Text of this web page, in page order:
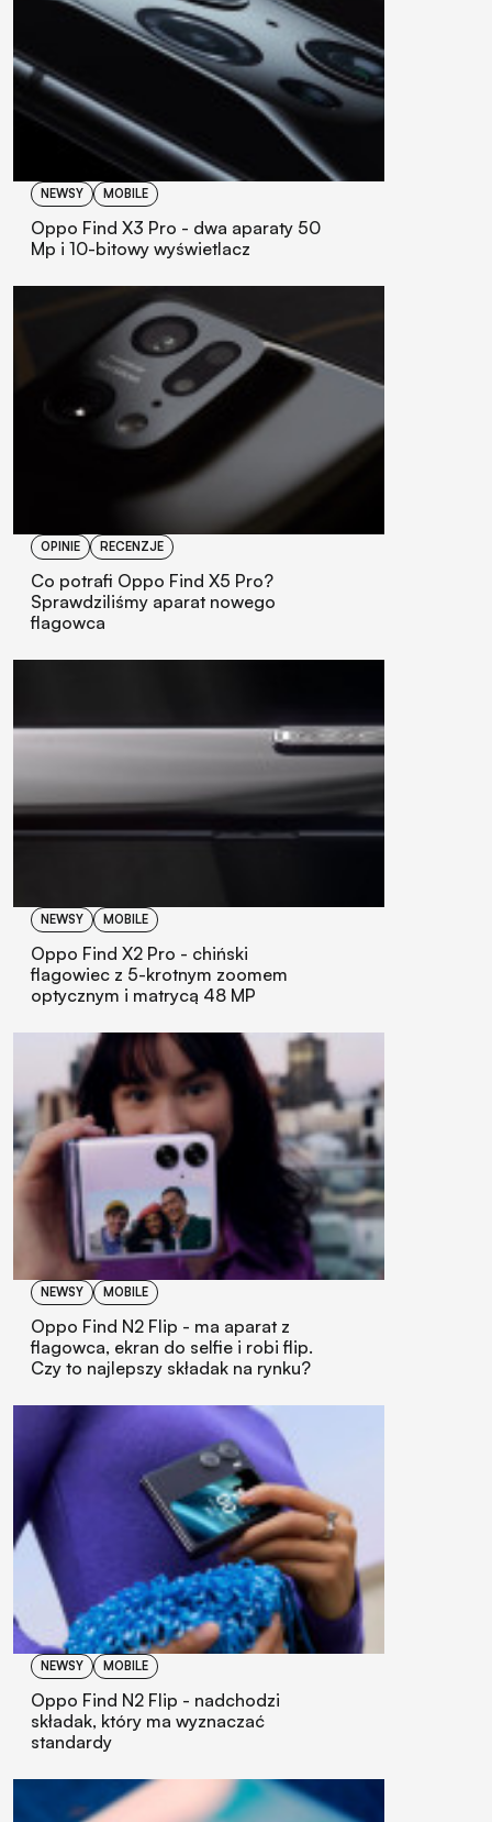
NEWSY MOBILE
Oppo Find X3 Pro - dwa aparaty 50
Mp i 10-bitowy wyświetlacz
OPINIE RECENZJE
Co potrafi Oppo Find X5 Pro?
Sprawdziliśmy aparat nowego
flagowca
NEWSY MOBILE
Oppo Find X2 Pro - chiński
flagowiec z 5-krotnym zoomem
optycznym i matrycą 48 MP
NEWSY MOBILE
Oppo Find N2 Flip - ma aparat z
flagowca, ekran do selfie i robi flip.
Czy to najlepszy składak na rynku?
NEWSY MOBILE
Oppo Find N2 Flip - nadchodzi
składak, który ma wyznaczać
standardy